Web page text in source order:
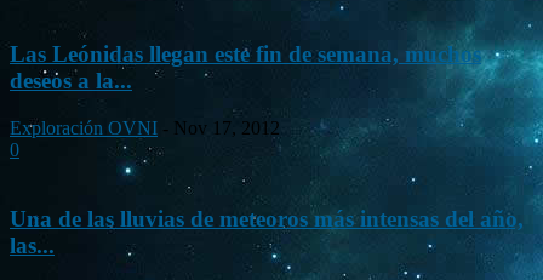
Las Leónidas llegan este fin de semana, muchos
deseos a la...
Exploración OVNI - Nov 17, 2012
0
Una de las lluvias de meteoros más intensas del año,
las...